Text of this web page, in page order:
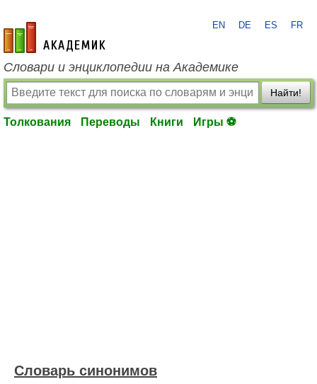
academic.ru
EN DE ES FR
Словари и энциклопедии на Академике
Найти!
Толкования Переводы Книги Игры ⚽
Словарь синонимов